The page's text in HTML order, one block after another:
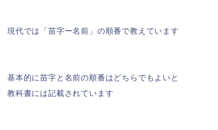
現代では「苗字ー名前」の順番で教えています
基本的に苗字と名前の順番はどちらでもよいと
教科書には記載されています